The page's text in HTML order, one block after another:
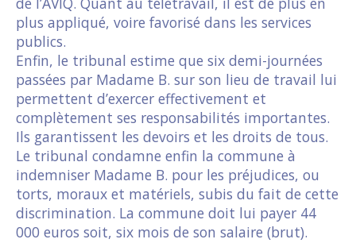
plus appliqué, voire favorisé dans les services
publics.
Enfin, le tribunal estime que six demi-journées
passées par Madame B. sur son lieu de travail lui
permettent d’exercer effectivement et
complètement ses responsabilités importantes.
Ils garantissent les devoirs et les droits de tous.
Le tribunal condamne enfin la commune à
indemniser Madame B. pour les préjudices, ou
torts, moraux et matériels, subis du fait de cette
discrimination. La commune doit lui payer 44
000 euros soit, six mois de son salaire (brut).